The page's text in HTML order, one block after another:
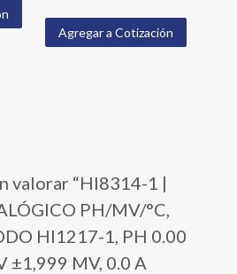
Agregar a Cotización
valorar “HI8314-1 |
PH/MV/°C,
HI1217-1, PH 0.00
±1,999 MV, 0.0 A